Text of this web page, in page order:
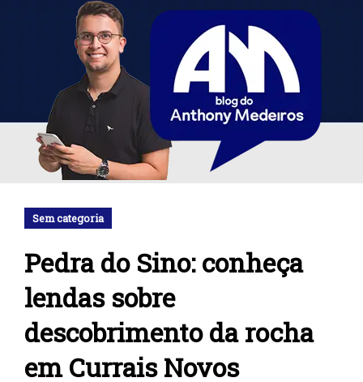
Sem categoria
Pedra do Sino: conheça
lendas sobre
descobrimento da rocha
em Currais Novos